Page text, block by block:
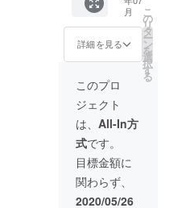
ださ
い。 ※
ご注文
状況、
給状
造工程
上の都
合等に
より出
荷時期
が遅れ
る場合
があり
上した
場合、
正規販
売価格
格より
下がる
可能性
もござ
いま
す。 ※
デザイ
ン・仕
様は変
更にな
料・消
費税込
み） ※
海外発
送は対
応して
おりま
せん。
［一般
販売予
定価格
22,000
円（税
込）］
※皆様の
月
詳細を見る
こ
の
リ
タ
ー
ン
を
選
択
す
る
このプロ
ジェクト
は、 All-In方
式です。
目標金額に
関わらず、
2020/05/26